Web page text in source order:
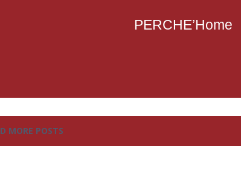
PERCHE’Home
MORE POSTS